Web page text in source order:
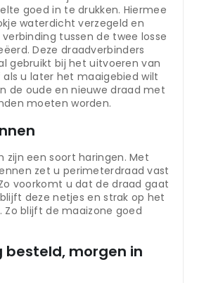
goed in te drukken. Hiermee
waterdicht verzegeld en
tussen de twee losse
Deze draadverbinders
gebruikt bij het uitvoeren van
u later het maaigebied wilt
de oude en nieuwe draad met
moeten worden.
zijn een soort haringen. Met
zet u perimeterdraad vast
voorkomt u dat de draad gaat
deze netjes en strak op het
Zo blijft de maaizone goed
besteld, morgen in